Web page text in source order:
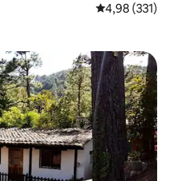
4,98 (331)